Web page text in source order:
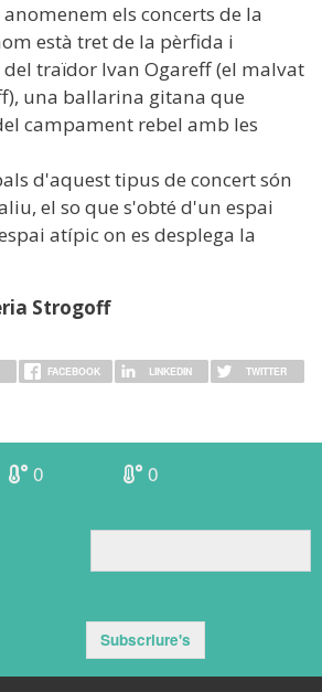
els concerts de la
està tret de la pèrfida i
traïdor Ivan Ogareff (el malvat
una ballarina gitana que
campament rebel amb les
d'aquest tipus de concert són
el so que s'obté d'un espai
atípic on es desplega la
Strogoff
FACEBOOK LINKEDIN TWITTER
0 0
Subscriure's